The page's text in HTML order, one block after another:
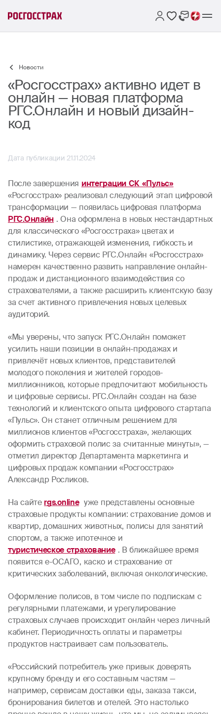
Новости
«Росгосстрах» активно идет в
онлайн — новая платформа
РГС.Онлайн и новый дизайн-
код
Дата публикации 21.11.2024
После завершения интеграции СК «Пульс»
«Росгосстрах» реализовал следующий этап цифровой
трансформации — появилась цифровая платформа
РГС.Онлайн . Она оформлена в новых нестандартных
для классического «Росгосстраха» цветах и
стилистике, отражающей изменения, гибкость и
динамику. Через сервис РГС.Онлайн «Росгосстрах»
намерен качественно развить направление онлайн-
продаж и дистанционного взаимодействия со
страхователями, а также расширить клиентскую базу
за счет активного привлечения новых целевых
аудиторий.
«Мы уверены, что запуск РГС.Онлайн поможет
усилить наши позиции в онлайн-продажах и
привлечёт новых клиентов, представителей
молодого поколения и жителей городов-
миллионников, которые предпочитают мобильность
и цифровые сервисы. РГС.Онлайн создан на базе
технологий и клиентского опыта цифрового стартапа
«Пульс». Он станет отличным решением для
миллионов клиентов «Росгосстраха», желающих
оформить страховой полис за считанные минуты», —
отметил директор Департамента маркетинга и
цифровых продаж компании «Росгосстрах»
Александр Росликов.
На сайте rgs.online уже представлены основные
страховые продукты компании: страхование домов и
квартир, домашних животных, полисы для занятий
спортом, а также ипотечное и
туристическое страхование . В ближайшее время
появится e-ОСАГО, каско и страхование от
критических заболеваний, включая онкологические.
Оформление полисов, в том числе по подпискам с
регулярными платежами, и урегулирование
страховых случаев происходит онлайн через личный
кабинет. Периодичность оплаты и параметры
продуктов настраивает сам пользователь.
«Российский потребитель уже привык доверять
крупному бренду и его составным частям —
например, сервисам доставки еды, заказа такси,
бронирования билетов и отелей. Это настолько